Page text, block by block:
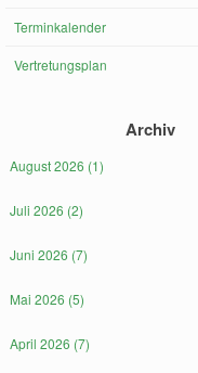
Terminkalender
Vertretungsplan
Archiv
August 2026 (1)
Juli 2026 (2)
Juni 2026 (7)
Mai 2026 (5)
April 2026 (7)